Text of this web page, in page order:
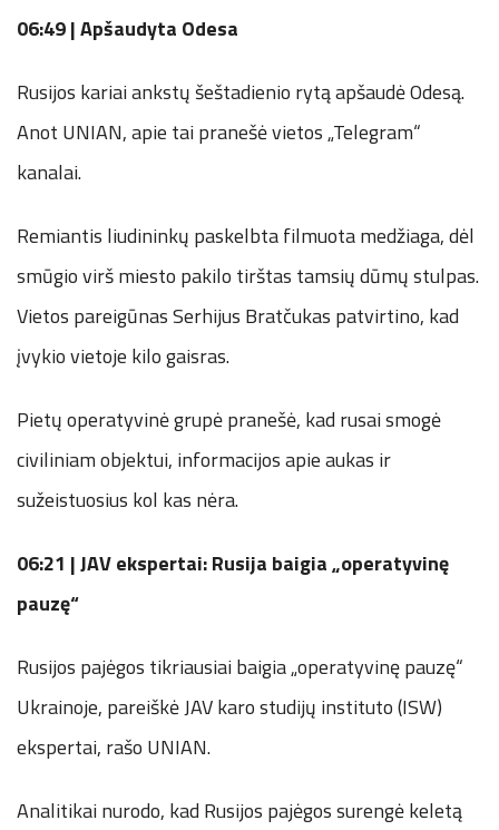
06:49 |Apšaudyta Odesa
Rusijos kariai ankstų šeštadienio rytą apšaudė Odesą.
Anot UNIAN, apie tai pranešė vietos „Telegram“
kanalai.
Remiantis liudininkų paskelbta filmuota medžiaga, dėl
smūgio virš miesto pakilo tirštas tamsių dūmų stulpas.
Vietos pareigūnas Serhijus Bratčukas patvirtino, kad
įvykio vietoje kilo gaisras.
Pietų operatyvinė grupė pranešė, kad rusai smogė
civiliniam objektui, informacijos apie aukas ir
sužeistuosius kol kas nėra.
06:21 | JAV ekspertai: Rusija baigia „operatyvinę
pauzę“
Rusijos pajėgos tikriausiai baigia „operatyvinę pauzę“
Ukrainoje, pareiškė JAV karo studijų instituto (ISW)
ekspertai, rašo UNIAN.
Analitikai nurodo, kad Rusijos pajėgos surengė keletą